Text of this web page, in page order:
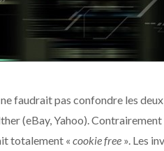
faudrait pas confondre les
(eBay, Yahoo).
totalement « cookie free ». Les